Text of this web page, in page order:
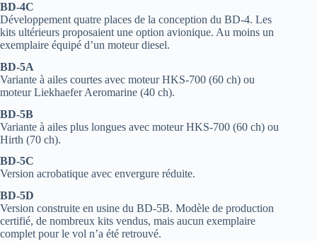
BD-4C
Développement quatre places de la conception du BD-4. Les
kits ultérieurs proposaient une option avionique. Au moins un
exemplaire équipé d’un moteur diesel.
BD-5A
Variante à ailes courtes avec moteur HKS-700 (60 ch) ou
moteur Liekhaefer Aeromarine (40 ch).
BD-5B
Variante à ailes plus longues avec moteur HKS-700 (60 ch) ou
Hirth (70 ch).
BD-5C
Version acrobatique avec envergure réduite.
BD-5D
Version construite en usine du BD-5B. Modèle de production
certifié, de nombreux kits vendus, mais aucun exemplaire
complet pour le vol n’a été retrouvé.